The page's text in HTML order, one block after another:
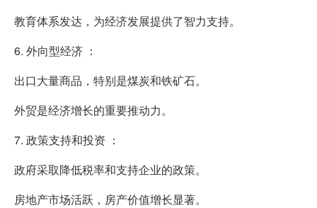
教育体系发达，为经济发展提供了智力支持。
6. 外向型经济 ：
出口大量商品，特别是煤炭和铁矿石。
外贸是经济增长的重要推动力。
7. 政策支持和投资 ：
政府采取降低税率和支持企业的政策。
房地产市场活跃，房产价值增长显著。